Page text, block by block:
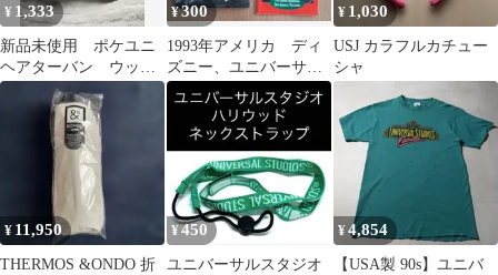
¥ 1,333
新品未使用 ポケユニ
ヘアターバン ウッド
ペッカー ユニバ
¥300
1993年アメリカ ディ
ズニー、ユニバーサル
スタジオ パンフレット
¥ 1,030
USJ カラフルカチュー
シャ
¥ 11,950
THERMOS &ONDO 折
¥450
ユニバーサルスタジオ
¥4,854
【USA製 90s】ユニバ